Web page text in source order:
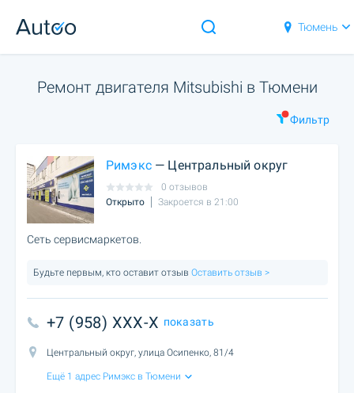
Тюмень
Ремонт двигателя Mitsubishi в Тюмени
Фильтр
Римэкс— Центральный округ
0 отзывов
Открыто
Закроется в 21:00
Сеть сервисмаркетов.
Будьте первым, кто оставит отзыв Оставить отзыв >
+7 (958) XXX-X показать
Центральный округ, улица Осипенко, 81/4
Ещё 1 адрес Римэкс в Тюмени